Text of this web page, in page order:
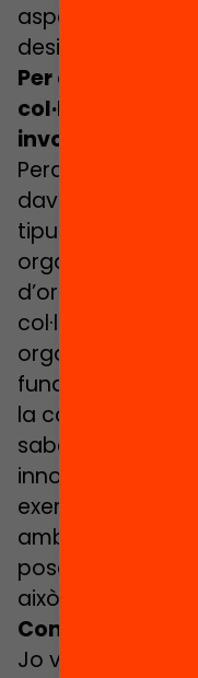
aspectes
desigualtat.
Per què és més
col·laborar,
involucració?
Perquè cap dels
davant poden
tipus
organització, sinó
col·laboracions
organització com
fundació que té
la capacitat de
saber
innovadores. El
exemple de
amb
posen d’acord
això genera ponts.
Com veus la
Jo veig una Bofill